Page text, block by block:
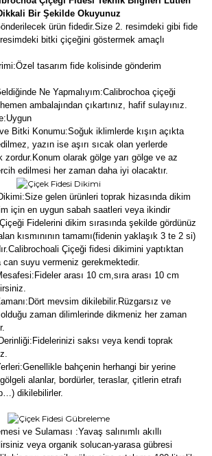
Bir Şekilde Okuyunuz
ürün fidedir.Size 2. resimdeki gibi fide
bitki çiçeğini göstermek amaçlı
tasarım fide kolisinde gönderim
Ne Yapmalıyım:Calibrochoa çiçeği
ambalajından çıkartınız, hafif sulayınız.
ve Bitki Konumu:Soğuk iklimlerde kışın açıkta
yazın ise aşırı sıcak olan yerlerde
olarak gölge yarı gölge ve az
edilmesi her zaman daha iyi olacaktır.
gelen ürünleri toprak hizasında dikim
için en uygun sabah saatleri veya ikindir
Fidelerini dikim sırasında şekilde gördünüz
kısmınının tamamı(fidenin yaklaşık 3 te 2 si)
Çiçeği fidesi dikimini yaptıktan
can suyu vermeniz gerekmektedir.
arası 10 cm,sıra arası 10 cm
mevsim dikilebilir.Rüzgarsız ve
zaman dilimlerinde dikmeniz her zaman
saksı veya kendi toprak
bahçenin herhangi bir yerine
alanlar, bordürler, teraslar, çitlerin etrafı
dikilebilirler.
ve Sulaması :Yavaş salınımlı akıllı
veya organik solucan-yarasa gübresi